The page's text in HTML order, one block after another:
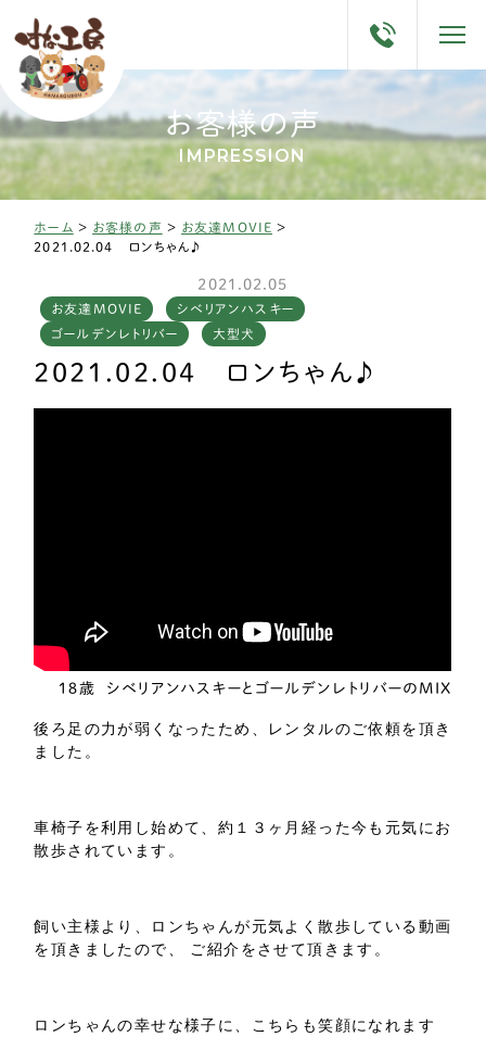
お客様の声
IMPRESSION
ホーム > お客様の声 > お友達MOVIE >
2021.02.04 ロンちゃん♪
2021.02.05
お友達MOVIE
シベリアンハスキー
ゴールデンレトリバー
大型犬
2021.02.04 ロンちゃん♪
１８歳 シベリアンハスキーとゴールデンレトリバーのMIX
後ろ足の力が弱くなったため、レンタルのご依頼を頂き
ました。
車椅子を利用し始めて、約１３ヶ月経った今も元気にお
散歩されています。
飼い主様より、ロンちゃんが元気よく散歩している動画
を頂きましたので、 ご紹介をさせて頂きます。
ロンちゃんの幸せな様子に、こちらも笑顔になれます